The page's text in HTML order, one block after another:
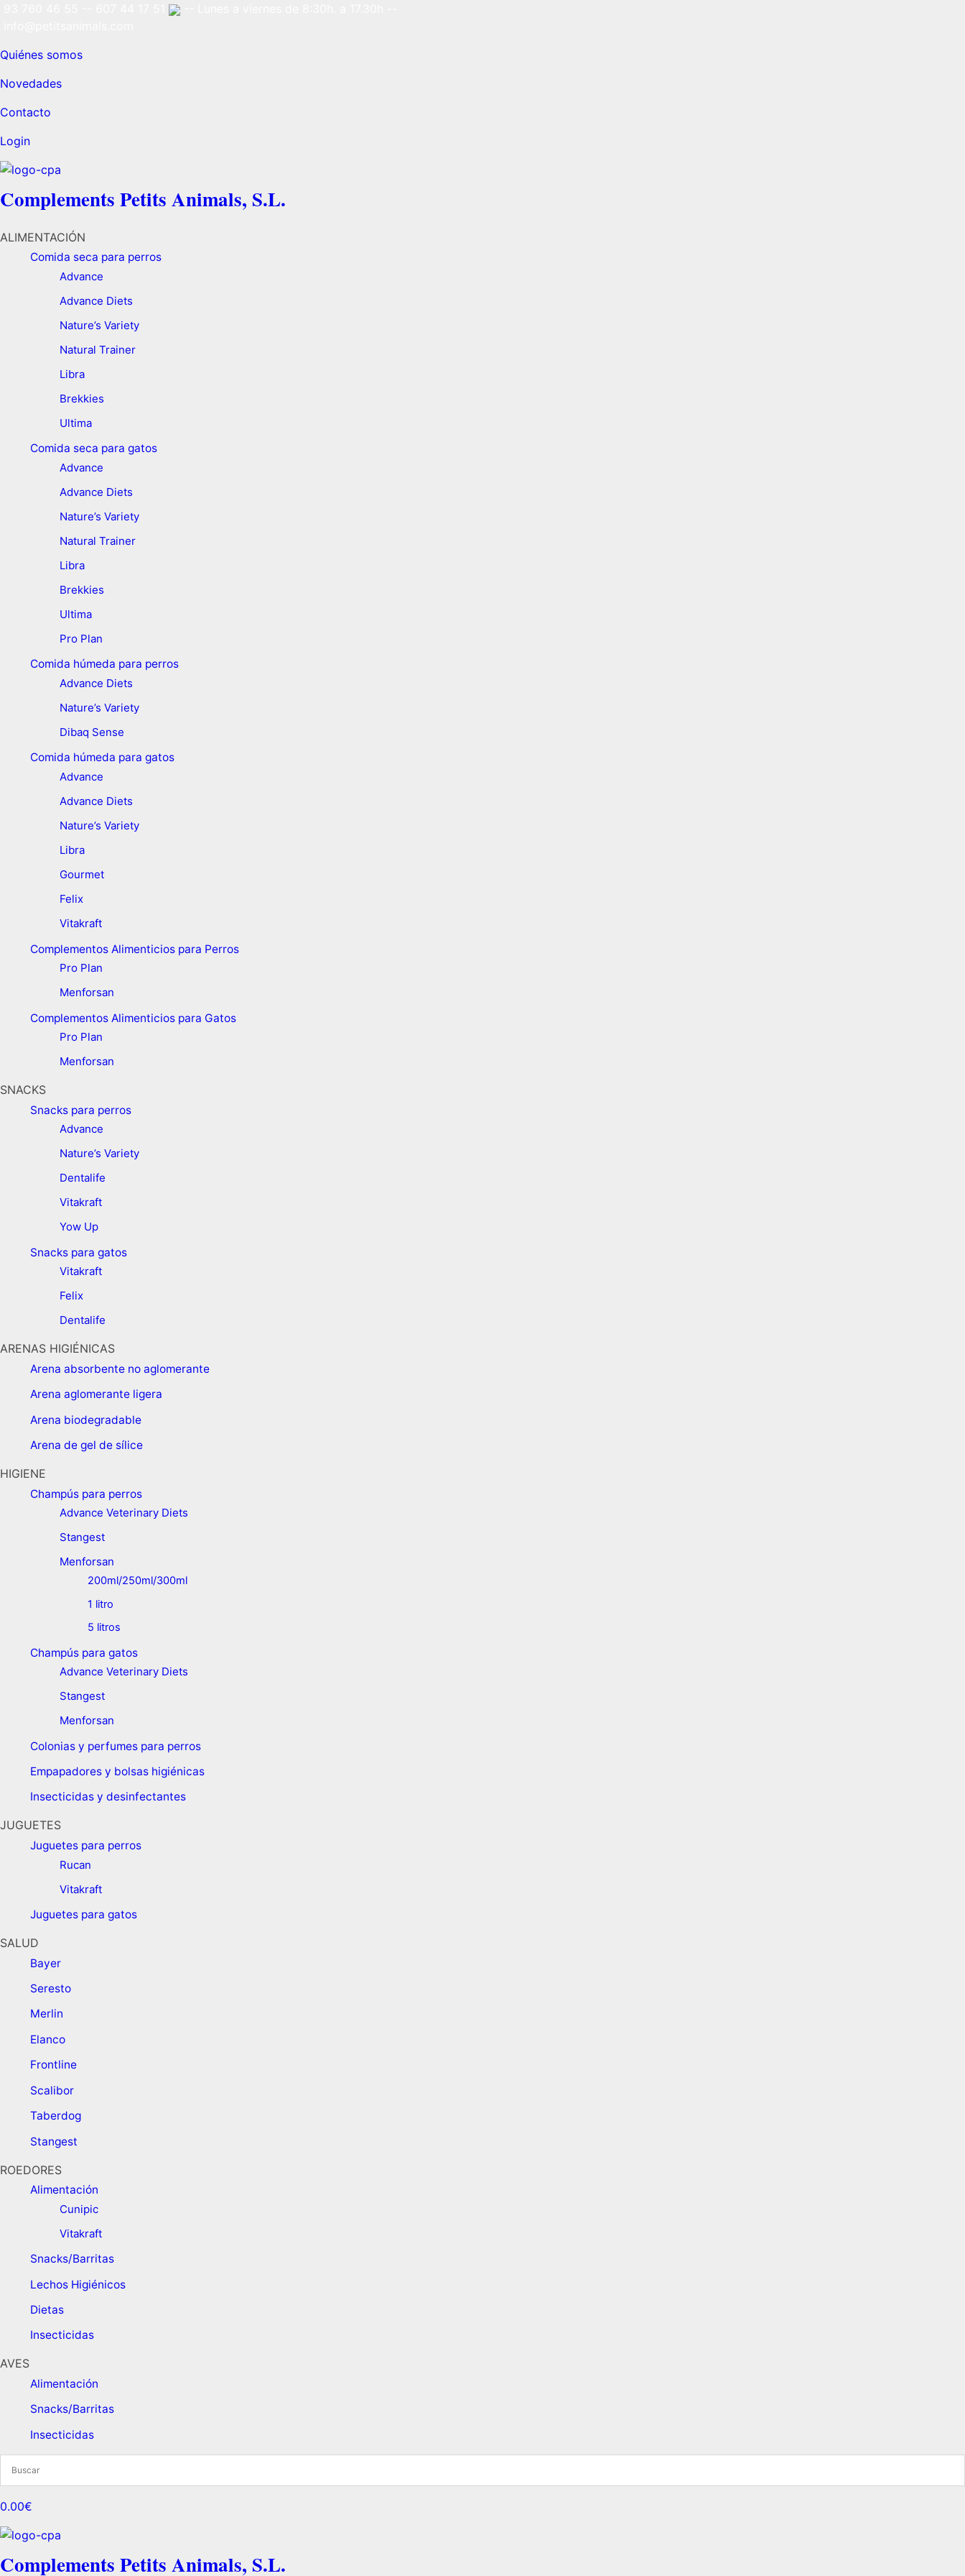
Quiénes somos
Novedades
Contacto
Login
Complements Petits Animals, S.L.
ALIMENTACIÓN
Comida seca para perros
Advance
Advance Diets
Nature’s Variety
Natural Trainer
Libra
Brekkies
Ultima
Comida seca para gatos
Advance
Advance Diets
Nature’s Variety
Natural Trainer
Libra
Brekkies
Ultima
Pro Plan
Comida húmeda para perros
Advance Diets
Nature’s Variety
Dibaq Sense
Comida húmeda para gatos
Advance
Advance Diets
Nature’s Variety
Libra
Gourmet
Felix
Vitakraft
Complementos Alimenticios para Perros
Pro Plan
Menforsan
Complementos Alimenticios para Gatos
Pro Plan
Menforsan
SNACKS
Snacks para perros
Advance
Nature’s Variety
Dentalife
Vitakraft
Yow Up
Snacks para gatos
Vitakraft
Felix
Dentalife
ARENAS HIGIÉNICAS
Arena absorbente no aglomerante
Arena aglomerante ligera
Arena biodegradable
Arena de gel de sílice
HIGIENE
Champús para perros
Advance Veterinary Diets
Stangest
Menforsan
200ml/250ml/300ml
1 litro
5 litros
Champús para gatos
Advance Veterinary Diets
Stangest
Menforsan
Colonias y perfumes para perros
Empapadores y bolsas higiénicas
Insecticidas y desinfectantes
JUGUETES
Juguetes para perros ​
Rucan
Vitakraft
Juguetes para gatos
SALUD
Bayer
Seresto
Merlin
Elanco
Frontline
Scalibor
Taberdog
Stangest
ROEDORES
Alimentación ​
Cunipic
Vitakraft
Snacks/Barritas
Lechos Higiénicos
Dietas ​
Insecticidas
AVES
Alimentación
Snacks/Barritas
Insecticidas
0.00€
Complements Petits Animals, S.L.